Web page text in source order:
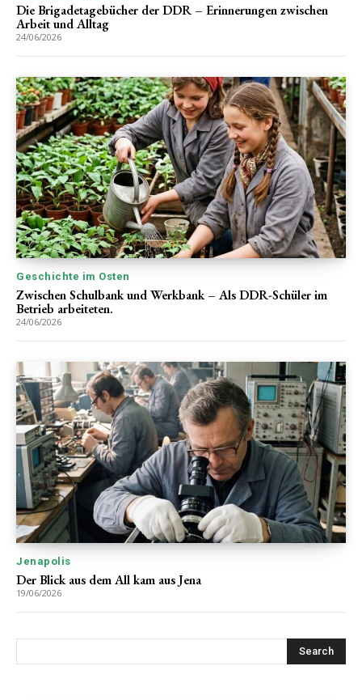
Die Brigadetagebücher der DDR – Erinnerungen zwischen
Arbeit und Alltag
24/06/2026
Geschichte im Osten
Zwischen Schulbank und Werkbank – Als DDR-Schüler im
Betrieb arbeiteten.
24/06/2026
Jenapolis
Der Blick aus dem All kam aus Jena
19/06/2026